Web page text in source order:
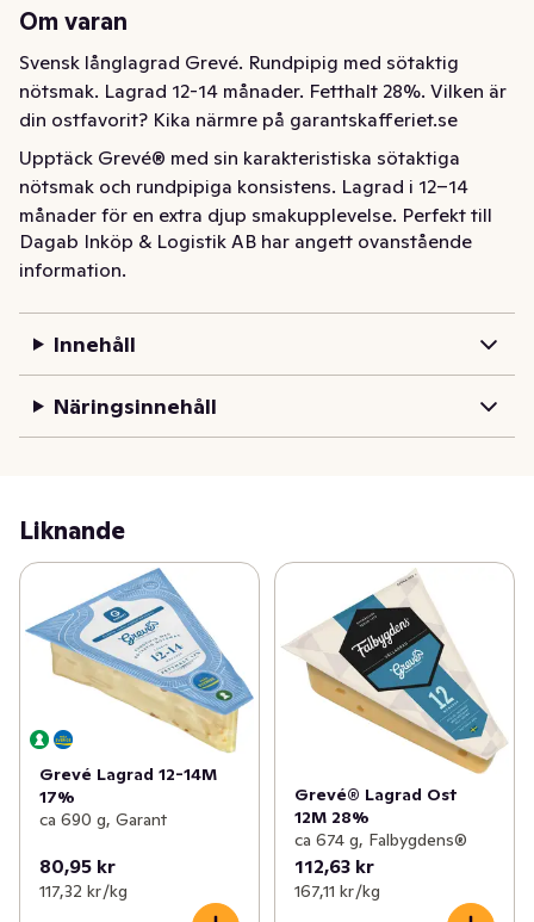
Om varan
Svensk långlagrad Grevé. Rundpipig med sötaktig
nötsmak. Lagrad 12-14 månader. Fetthalt 28%. Vilken är
din ostfavorit? Kika närmre på garantskafferiet.se
Upptäck Grevé® med sin karakteristiska sötaktiga
nötsmak och rundpipiga konsistens. Lagrad i 12–14
månader för en extra djup smakupplevelse. Perfekt till
ostbrickan, smörgåsen eller gratängen. Fetthalt 28%.
Hitta fler favoriter på garantskafferiet.se.
Dagab Inköp & Logistik AB har angett ovanstående
information.
Innehåll
Näringsinnehåll
Liknande
Grevé Lagrad 12-14M
17%
ca 690 g, Garant
80,95 kr
117,32 kr /kg
Grevé® Lagrad Ost
12M 28%
ca 674 g, Falbygdens®
112,63 kr
167,11 kr /kg